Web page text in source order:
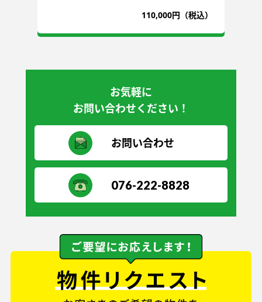
110,000円（税込）
お気軽に
お問い合わせください！
お問い合わせ
076-222-8828